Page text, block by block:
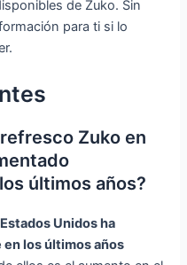
de Zuko. Sin
para ti si lo
Zuko en
últimos años?
Unidos ha
los últimos años